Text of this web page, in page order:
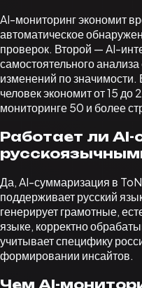
AI-мониторинг экономит
автоматическое
проверок. Второй — AI-
самостоятельного
изменений по
человек экономит от 15 до
мониторинге 50 и более
Работает ли
Да, AI-суммаризация в
поддерживает русский
генерирует грамотные,
языке, корректно
учитывает специфику
формировании инсайтов.
Чем AI-